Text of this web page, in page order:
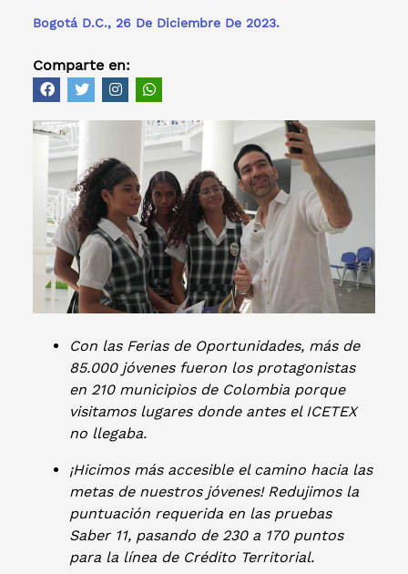
Bogotá D.C., 26 De Diciembre De 2023.
Comparte en:
Con las Ferias de Oportunidades, más de
85.000 jóvenes fueron los protagonistas
en 210 municipios de Colombia porque
visitamos lugares donde antes el ICETEX
no llegaba.
¡Hicimos más accesible el camino hacia las
metas de nuestros jóvenes! Redujimos la
puntuación requerida en las pruebas
Saber 11, pasando de 230 a 170 puntos
para la línea de Crédito Territorial.